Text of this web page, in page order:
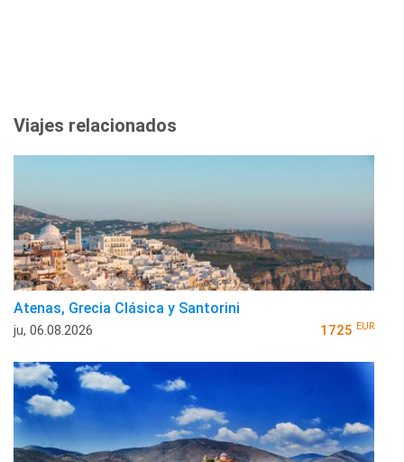
Viajes relacionados
Atenas, Grecia Clásica y Santorini
ju, 06.08.2026 1725 EUR